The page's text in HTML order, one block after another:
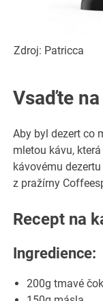
Zdroj: Patricca
Vsaďte
Aby byl dezert co
mletou kávu,
kávovému
z pražírny
Recept na
Ingredience:
200g tmavé